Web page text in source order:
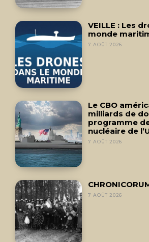
VEILLE : Les
monde
7 AOÛT 2026
Le CBO
milliards de
programme
nucléaire de
7 AOÛT 2026
7 AOÛT 2026